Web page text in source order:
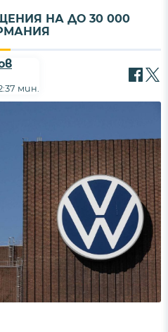
НА ДО 30 000
мин.